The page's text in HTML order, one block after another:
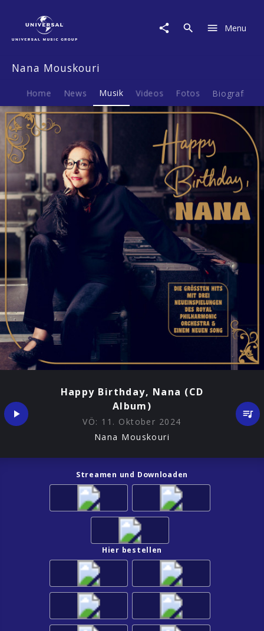
Mouskouri
Musik
Happy
(CD
Album)
Menu
Nana Mouskouri
Home News Musik Videos Fotos Biografie
Happy Birthday, Nana (CD
Album)
VÖ: 11. Oktober 2024
Nana Mouskouri
Streamen und Downloaden
Hier bestellen